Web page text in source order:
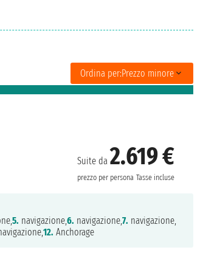
Ordina per:Prezzo minore
Suite da 2.619 €
prezzo per persona Tasse incluse
5. navigazione,6. navigazione,7. navigazione,
12. Anchorage